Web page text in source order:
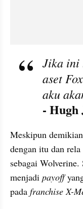
Jika ini
aset
aku
- Hugh
Meskipun
dengan itu dan
sebagai Wolverine.
menjadi payoff
pada franchise X-